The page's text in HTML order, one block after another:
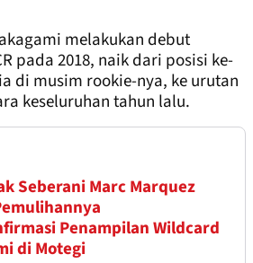
melakukan debut
pada 2018, naik dari posisi ke-
di musim rookie-nya, ke urutan
keseluruhan tahun lalu.
Seberani Marc Marquez
Penampilan Wildcard
di Motegi